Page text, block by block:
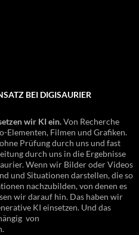
BEI DIGISAURIER
wir KI ein.Von Recherche
Elementen, Filmen und Grafiken.
Prüfung durch uns und fast
durch uns in die Ergebnisse
Wenn wir Bilder oder Videos
und Situationen darstellen, die so
nachzubilden, von denen es
wir darauf hin. Das haben wir
KI einsetzen. Und das
von